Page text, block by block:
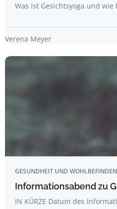
Was ist Gesichtsyoga und
Verena Meyer
GESUNDHEIT UND WOHLBEFINDEN
Informationsabend zu
IN KÜRZE Datum des